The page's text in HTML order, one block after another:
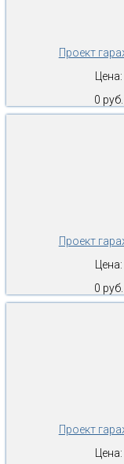
Проект
Цена:
0 руб.
Проект
Цена:
0 руб.
Проект
Цена: